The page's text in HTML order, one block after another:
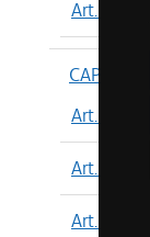
Art. 199
CAPO II
Art. 200
Art. 201
Art. 202